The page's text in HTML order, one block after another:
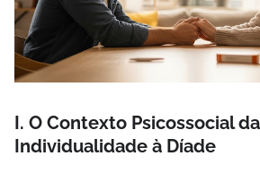
I. O Contexto Psicossocial
Individualidade à Díade